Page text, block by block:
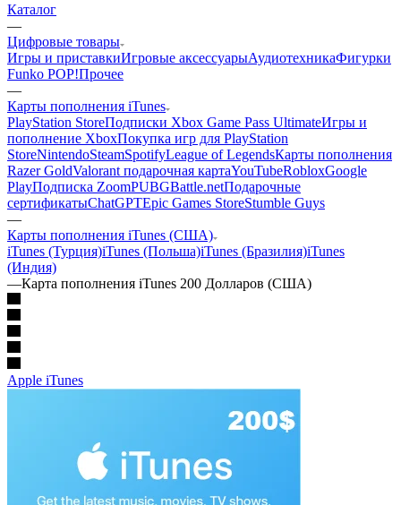
Каталог
—
Цифровые товары
Игры и приставкиИгровые аксессуарыАудиотехникаФигурки
Funko POP!Прочее
—
Карты пополнения iTunes
PlayStation StoreПодписки Xbox Game Pass UltimateИгры и
пополнение XboxПокупка игр для PlayStation
StoreNintendoSteamSpotifyLeague of LegendsКарты пополнения
Razer GoldValorant подарочная картаYouTubeRobloxGoogle
PlayПодписка ZoomPUBGBattle.netПодарочные
сертификатыChatGPTEpic Games StoreStumble Guys
—
Карты пополнения iTunes (США)
iTunes (Турция)iTunes (Польша)iTunes (Бразилия)iTunes
(Индия)
—Карта пополнения iTunes 200 Долларов (США)
Apple iTunes